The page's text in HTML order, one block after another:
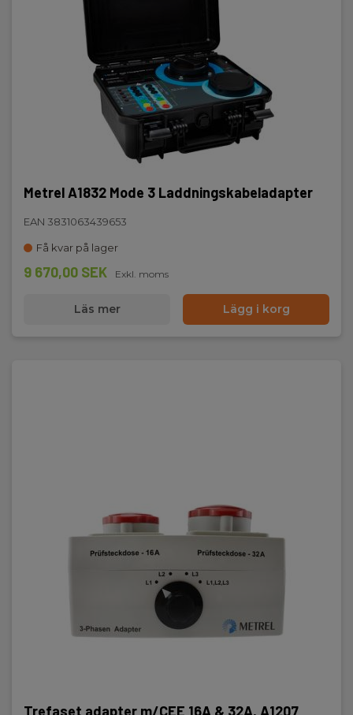
Metrel A1832 Mode 3 Laddningskabeladapter
EAN 3831063439653
Få kvar på lager
9 670,00 SEK Exkl. moms
Läs mer Lägg i korg
Trefaset adapter m/CEE 16A & 32A, A1207